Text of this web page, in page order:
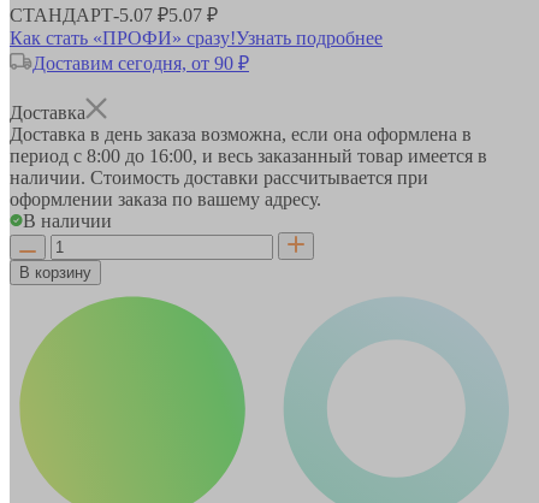
СТАНДАРТ-5.07 ₽5.07 ₽
Как стать «ПРОФИ» сразу!Узнать подробнее
Доставим сегодня, от 90 ₽
Доставка
Доставка в день заказа возможна, если она оформлена в
период с 8:00 до 16:00, и весь заказанный товар имеется в
наличии. Стоимость доставки рассчитывается при
оформлении заказа по вашему адресу.
В наличии
В корзину